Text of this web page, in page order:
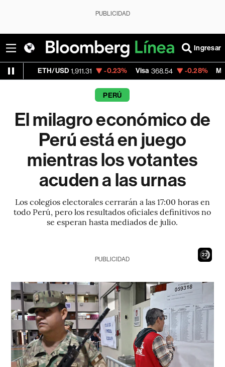
PUBLICIDAD
Ingresar
1,911.31 -0.23% Visa 368.54 -0.28% MercadoLibre
PERÚ
El milagro económico de
Perú está en juego
mientras los votantes
acuden a las urnas
Los colegios electorales cerrarán a las 17:00 horas en
todo Perú, pero los resultados oficiales definitivos no
se esperan hasta mediados de julio.
20
PUBLICIDAD